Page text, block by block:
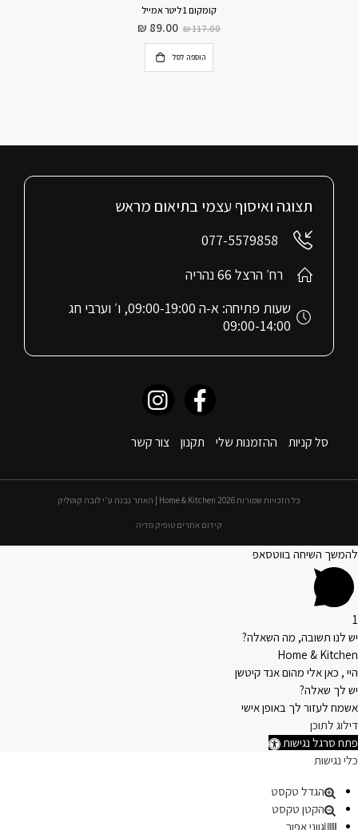
קומקום 1 ליטר אמייל
₪117.00
₪ 89.00
הוספה לסל
סל קניות ההזמנות שלי תקנון צור קשר
תצוגה ואיסוף עצמי בתיאום מראש
077-5579858
רח׳ הרצל 66 נהריה
שעות פתיחה: א-ה 09:00-19:00, ו׳ וערבי חג
09:00-14:00
כל הזכויות שמורות 2026 Home & Kitchen | האתר נבנה ע״י לובה קוטליק
קידום אתרים טופיק מדיה
להמשך השיחה בווטסאפ
1
יש לנו תשובה, מה השאלה?
Home & Kitchen
היי , כאן אלי מהום אנד קיטשן
יש לך שאלה?
אשמח לעזור לך באופן אישי
דילוג לתוכן
פתח סרגל נגישות
כלי נגישות
הגדל טקסט
הקטן טקסט
גווני אפור